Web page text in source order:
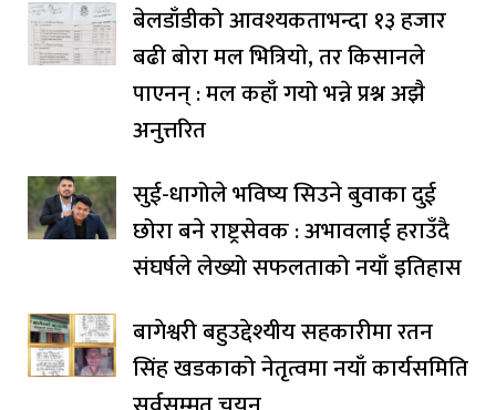
बेलडाँडीको आवश्यकताभन्दा १३ हजार
बढी बोरा मल भित्रियो, तर किसानले
पाएनन् : मल कहाँ गयो भन्ने प्रश्न अझै
अनुत्तरित
सुई-धागोले भविष्य सिउने बुवाका दुई
छोरा बने राष्ट्रसेवक : अभावलाई हराउँदै
संघर्षले लेख्यो सफलताको नयाँ इतिहास
बागेश्वरी बहुउद्देश्यीय सहकारीमा रतन
सिंह खडकाको नेतृत्वमा नयाँ कार्यसमिति